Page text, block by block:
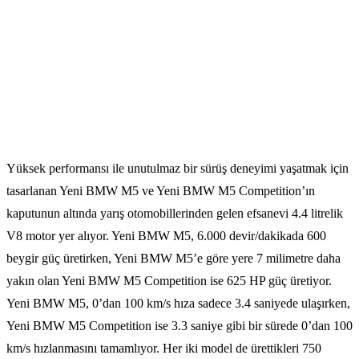
Yüksek performansı ile unutulmaz bir sürüş deneyimi yaşatmak için
tasarlanan Yeni BMW M5 ve Yeni BMW M5 Competition’ın
kaputunun altında yarış otomobillerinden gelen efsanevi 4.4 litrelik
V8 motor yer alıyor. Yeni BMW M5, 6.000 devir/dakikada 600
beygir güç üretirken, Yeni BMW M5’e göre yere 7 milimetre daha
yakın olan Yeni BMW M5 Competition ise 625 HP güç üretiyor.
Yeni BMW M5, 0’dan 100 km/s hıza sadece 3.4 saniyede ulaşırken,
Yeni BMW M5 Competition ise 3.3 saniye gibi bir sürede 0’dan 100
km/s hızlanmasını tamamlıyor. Her iki model de ürettikleri 750